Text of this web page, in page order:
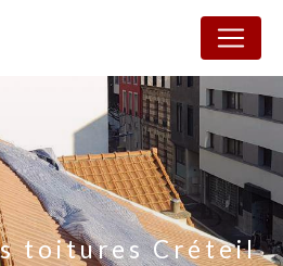
toitures Créteil